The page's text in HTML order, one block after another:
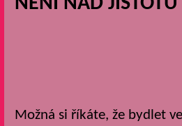
Možná si říkáte, že bydlet